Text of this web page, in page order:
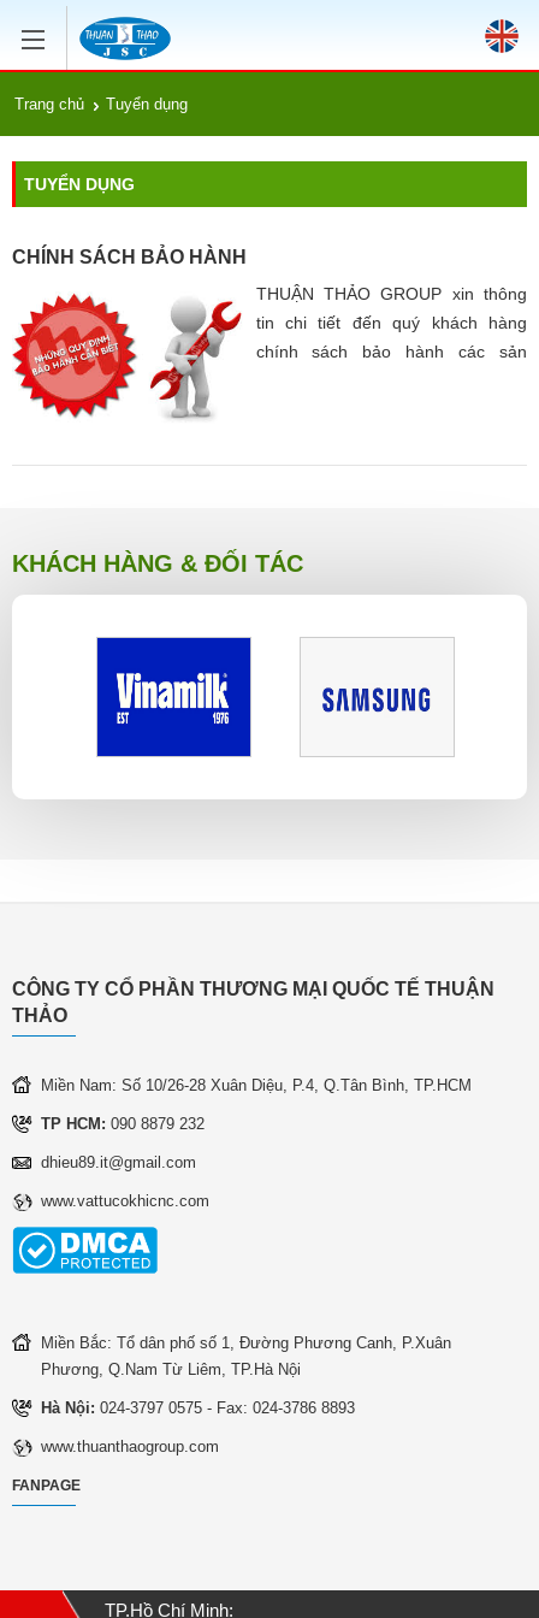
Trang chủ Tuyển dụng
TUYỂN DỤNG
CHÍNH SÁCH BẢO HÀNH
THUẬN THẢO GROUP xin thông
tin chi tiết đến quý khách hàng
chính sách bảo hành các sản
KHÁCH HÀNG & ĐỐI TÁC
CÔNG TY CỔ PHẦN THƯƠNG MẠI QUỐC TẾ THUẬN
THẢO
Miền Nam: Số 10/26-28 Xuân Diệu, P.4, Q.Tân Bình, TP.HCM
TP HCM: 090 8879 232
dhieu89.it@gmail.com
www.vattucokhicnc.com
Miền Bắc: Tổ dân phố số 1, Đường Phương Canh, P.Xuân
Phương, Q.Nam Từ Liêm, TP.Hà Nội
Hà Nội: 024-3797 0575 - Fax: 024-3786 8893
www.thuanthaogroup.com
FANPAGE
TP.Hồ Chí Minh: